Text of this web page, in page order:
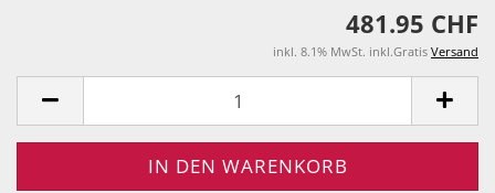
481.95 CHF
inkl. 8.1% MwSt. inkl.Gratis Versand